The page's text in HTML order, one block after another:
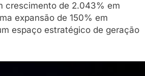
crescimento de 2.043% em
expansão de 150% em
espaço estratégico de geração